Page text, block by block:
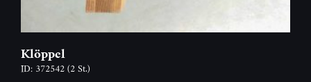
Klöppel
ID: 372542(2 St.)